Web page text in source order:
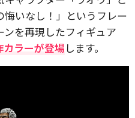
いなし！」というフレー
を再現したフィギュア
カラーが登場 します。